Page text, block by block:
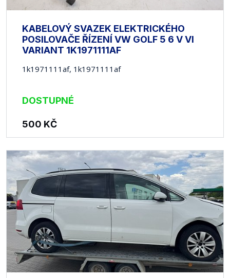
KABELOVÝ SVAZEK ELEKTRICKÉHO
POSILOVAČE ŘÍZENÍ VW GOLF 5 6 V VI
VARIANT 1K1971111AF
1k1971111af, 1k1971111af
DOSTUPNÉ
500 KČ